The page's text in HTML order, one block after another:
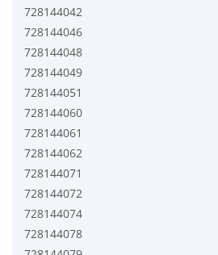
728144042
728144046
728144048
728144049
728144051
728144060
728144061
728144062
728144071
728144072
728144074
728144078